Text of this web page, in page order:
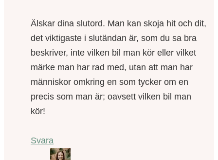
Älskar dina slutord. Man kan skoja hit och dit,
det viktigaste i slutändan är, som du sa bra
beskriver, inte vilken bil man kör eller vilket
märke man har rad med, utan att man har
människor omkring en som tycker om en
precis som man är; oavsett vilken bil man
kör!
Svara